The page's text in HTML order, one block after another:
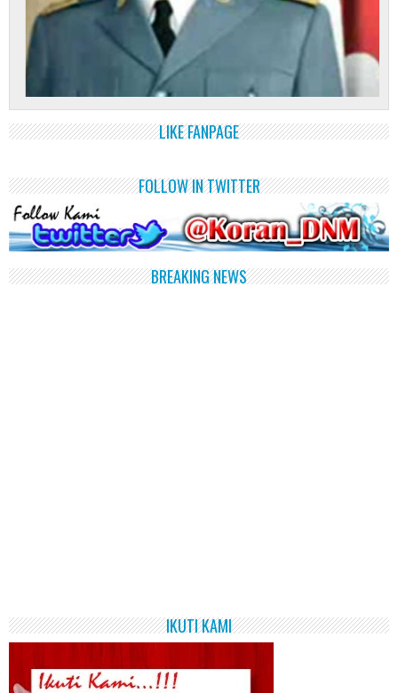
LIKE FANPAGE
FOLLOW IN TWITTER
BREAKING NEWS
IKUTI KAMI